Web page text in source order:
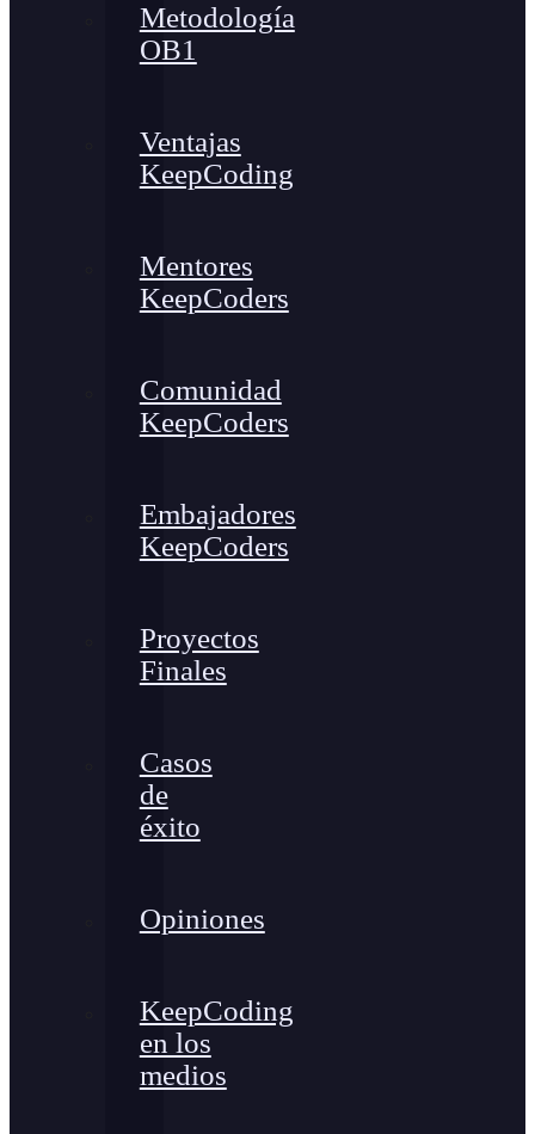
Metodología
OB1
Ventajas
KeepCoding
Mentores
KeepCoders
Comunidad
KeepCoders
Embajadores
KeepCoders
Proyectos
Finales
Casos
de
éxito
Opiniones
KeepCoding
en los
medios